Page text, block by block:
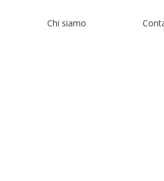
Chi siamo